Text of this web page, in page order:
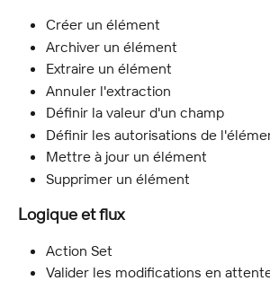
Créer un élément
Archiver un élément
Extraire un élément
Annuler l'extraction
Définir la valeur d'un champ
Définir les autorisations de
Mettre à jour un élément
Supprimer un élément
Logique et flux
Action Set
Valider les modifications en